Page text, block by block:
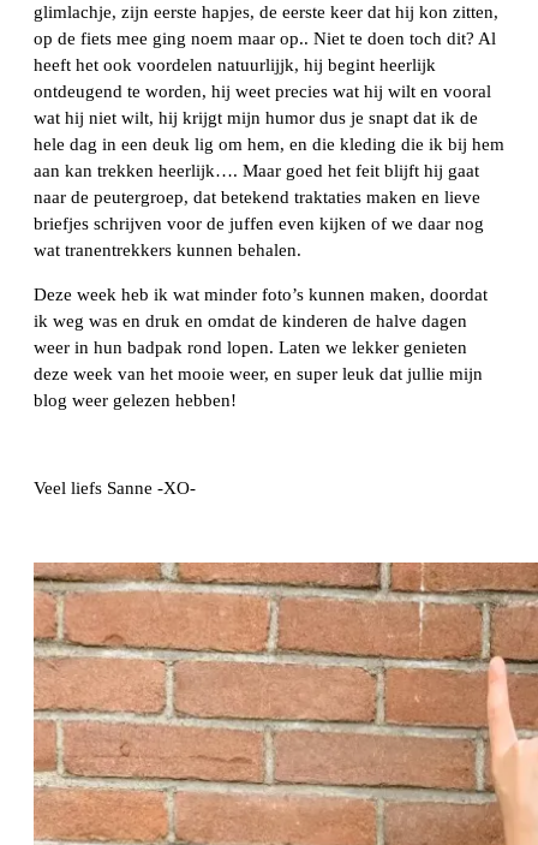
glimlachje, zijn eerste hapjes, de eerste keer dat hij kon zitten,
op de fiets mee ging noem maar op.. Niet te doen toch dit? Al
heeft het ook voordelen natuurlijjk, hij begint heerlijk
ontdeugend te worden, hij weet precies wat hij wilt en vooral
wat hij niet wilt, hij krijgt mijn humor dus je snapt dat ik de
hele dag in een deuk lig om hem, en die kleding die ik bij hem
aan kan trekken heerlijk…. Maar goed het feit blijft hij gaat
naar de peutergroep, dat betekend traktaties maken en lieve
briefjes schrijven voor de juffen even kijken of we daar nog
wat tranentrekkers kunnen behalen.
Deze week heb ik wat minder foto’s kunnen maken, doordat
ik weg was en druk en omdat de kinderen de halve dagen
weer in hun badpak rond lopen. Laten we lekker genieten
deze week van het mooie weer, en super leuk dat jullie mijn
blog weer gelezen hebben!
Veel liefs Sanne -XO-